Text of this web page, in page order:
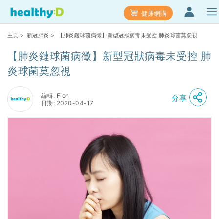
健康網購
主頁 > 新冠肺炎 > 【肺炎鏈球菌病徵】新型冠狀病毒未受控 肺炎球菌莫忽視
【肺炎鏈球菌病徵】新型冠狀病毒未受控 肺
炎球菌莫忽視
編輯: Fion
日期: 2020-04-17
分享